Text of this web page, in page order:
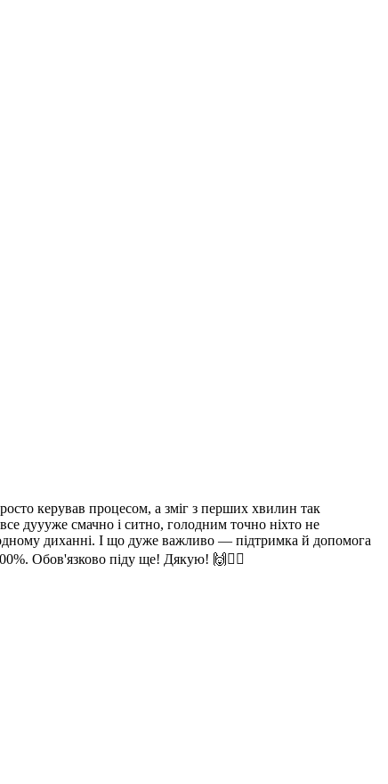
керував процесом, а зміг з перших хвилин так
дуууже смачно і ситно, голодним точно ніхто не
диханні. І що дуже важливо — підтримка й допомога
Обов'язково піду ще! Дякую! 🙌🚣‍♂️